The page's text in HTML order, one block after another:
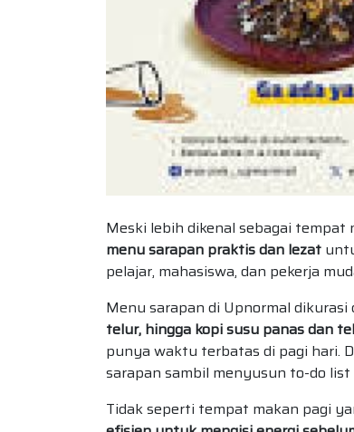
Meski lebih dikenal sebagai tempat
menu sarapan praktis dan lezat
pelajar, mahasiswa, dan pekerja
Menu sarapan di Upnormal dikurasi
telur, hingga kopi susu panas dan
punya waktu terbatas di pagi hari.
sarapan sambil menyusun to-do
Tidak seperti tempat makan pagi